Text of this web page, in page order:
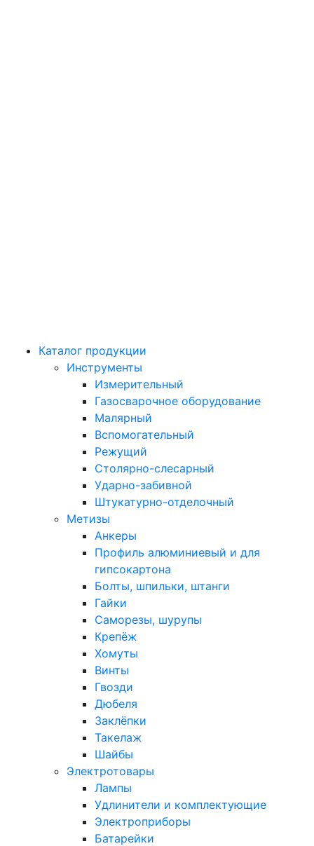
Каталог продукции
Инструменты
Измерительный
Газосварочное оборудование
Малярный
Вспомогательный
Режущий
Столярно-слесарный
Ударно-забивной
Штукатурно-отделочный
Метизы
Анкеры
Профиль алюминиевый и для
гипсокартона
Болты, шпильки, штанги
Гайки
Саморезы, шурупы
Крепёж
Хомуты
Винты
Гвозди
Дюбеля
Заклёпки
Такелаж
Шайбы
Электротовары
Лампы
Удлинители и комплектующие
Электроприборы
Батарейки